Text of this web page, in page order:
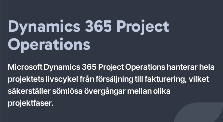
Dynamics 365 Project
Operations
Microsoft Dynamics 365 Project Operations hanterar hela
projektets livscykel från försäljning till fakturering, vilket
säkerställer sömlösa övergångar mellan olika
projektfaser.